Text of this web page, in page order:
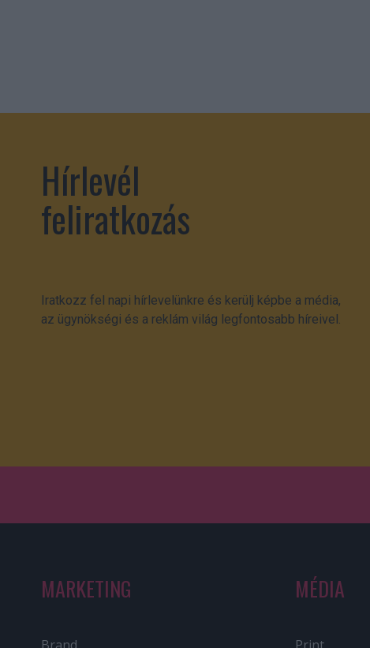
Hírlevél
feliratkozás
Iratkozz fel napi hírlevelünkre és kerülj képbe a média,
az ügynökségi és a reklám világ legfontosabb híreivel.
MARKETING MÉDIA